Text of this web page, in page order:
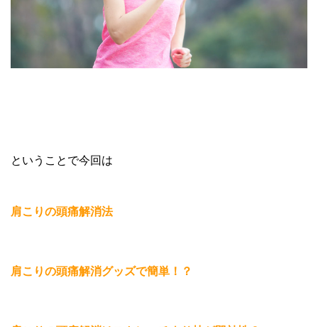
ということで今回は
肩こりの頭痛解消法
肩こりの頭痛解消グッズで簡単！？